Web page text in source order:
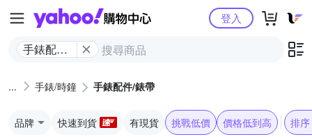
Yahoo購物中心
手錶配件/
登入
手錶/時鐘 手錶配件/錶帶
品牌 快速到貨 有現貨 挑戰低價 價格低到高 排序